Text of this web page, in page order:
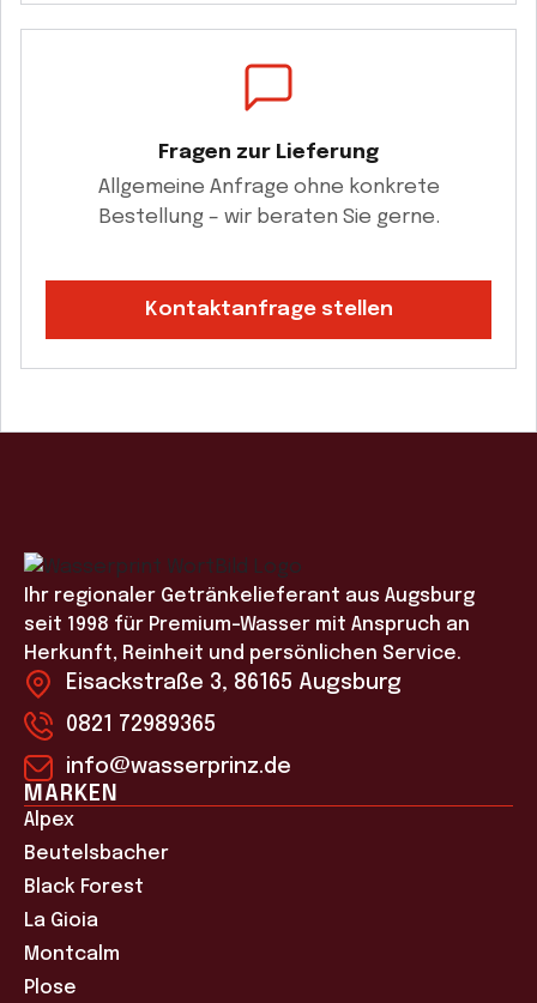
Fragen zur Lieferung
Allgemeine Anfrage ohne konkrete
Bestellung – wir beraten Sie gerne.
Kontaktanfrage stellen
Ihr regionaler Getränkelieferant aus Augsburg
seit 1998 für Premium-Wasser mit Anspruch an
Herkunft, Reinheit und persönlichen Service.
Eisackstraße 3, 86165 Augsburg
0821 72989365
info@wasserprinz.de
MARKEN
Alpex
Beutelsbacher
Black Forest
La Gioia
Montcalm
Plose